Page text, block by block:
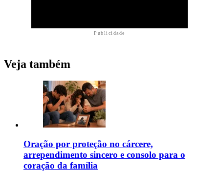
Publicidade
Veja também
Oração por proteção no cárcere,
arrependimento sincero e consolo para o
coração da família